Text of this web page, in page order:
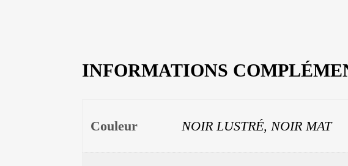
INFORMATIONS
Couleur NOIR LUSTRÉ, NOIR MAT